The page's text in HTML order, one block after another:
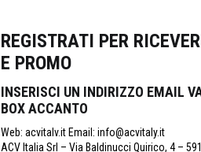
REGISTRATI PER
E PROMO
INSERISCI UN INDIRIZZO EMAIL
BOX ACCANTO
Web: acvitalv.it Email: info@acvitaly.it
ACV Italia Srl – Via Baldinucci Quirico, 4 –